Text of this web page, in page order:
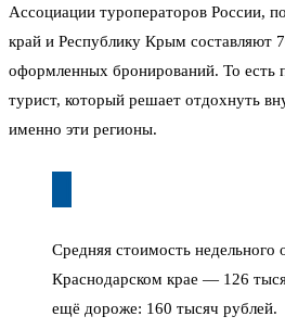
Ассоциации туроператоров России,
край и Республику Крым составляют
оформленных бронирований. То есть
турист, который решает отдохнуть
именно эти регионы.
Средняя стоимость недельного
Краснодарском крае — 126
ещё дороже: 160 тысяч рублей.